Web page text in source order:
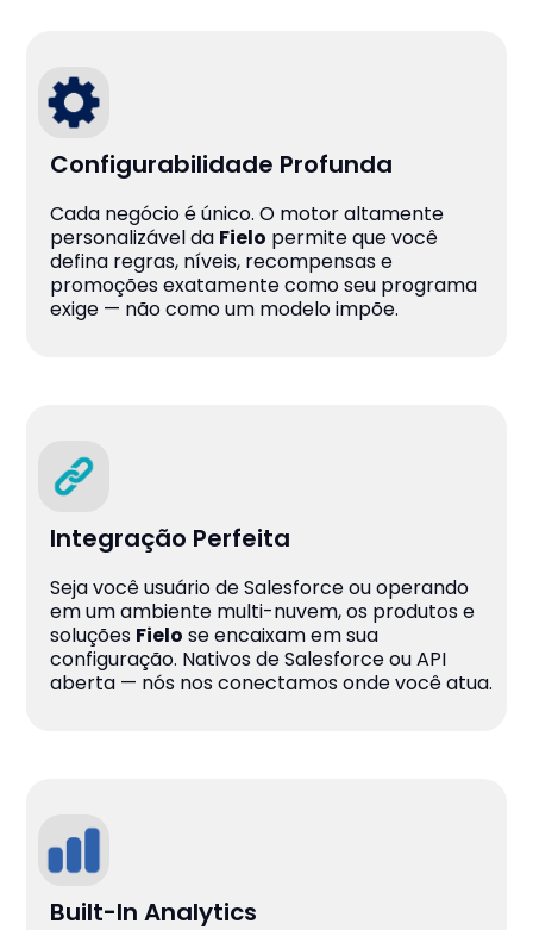
Configurabilidade Profunda
Cada negócio é único. O motor altamente
personalizável da Fielo permite que você
defina regras, níveis, recompensas e
promoções exatamente como seu programa
exige — não como um modelo impõe.
Integração Perfeita
Seja você usuário de Salesforce ou operando
em um ambiente multi-nuvem, os produtos e
soluções Fielo se encaixam em sua
configuração. Nativos de Salesforce ou API
aberta — nós nos conectamos onde você atua.
Built-In Analytics